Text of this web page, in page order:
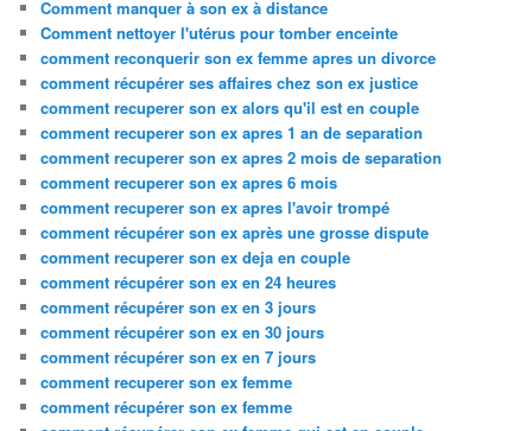
Comment manquer à son ex à distance
Comment nettoyer l'utérus pour tomber enceinte
comment reconquerir son ex femme apres un divorce
comment récupérer ses affaires chez son ex justice
comment recuperer son ex alors qu'il est en couple
comment recuperer son ex apres 1 an de separation
comment recuperer son ex apres 2 mois de separation
comment recuperer son ex apres 6 mois
comment recuperer son ex apres l'avoir trompé
comment récupérer son ex après une grosse dispute
comment recuperer son ex deja en couple
comment récupérer son ex en 24 heures
comment récupérer son ex en 3 jours
comment récupérer son ex en 30 jours
comment récupérer son ex en 7 jours
comment recuperer son ex femme
comment récupérer son ex femme